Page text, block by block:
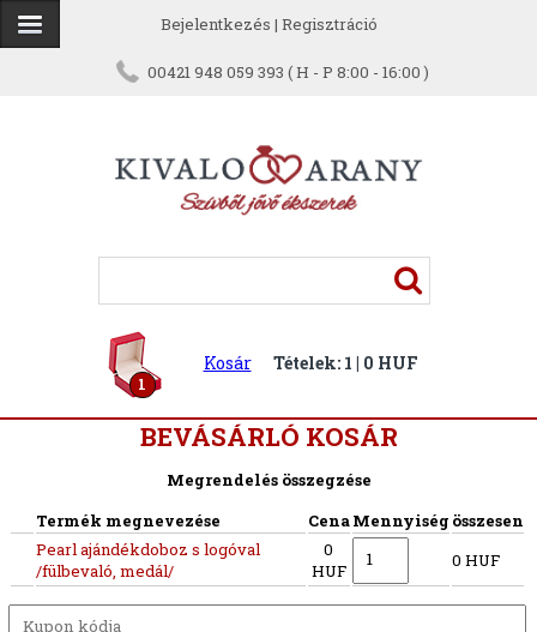
Bejelentkezés | Regisztráció
00421 948 059 393 ( H - P 8:00 - 16:00 )
1
Kosár Tételek: 1 | 0 HUF
BEVÁSÁRLÓ KOSÁR
Megrendelés összegzése
Termék megnevezése
CenaMennyiség összesen
Pearl ajándékdoboz s logóval
/fülbevaló, medál/
0
HUF
0 HUF